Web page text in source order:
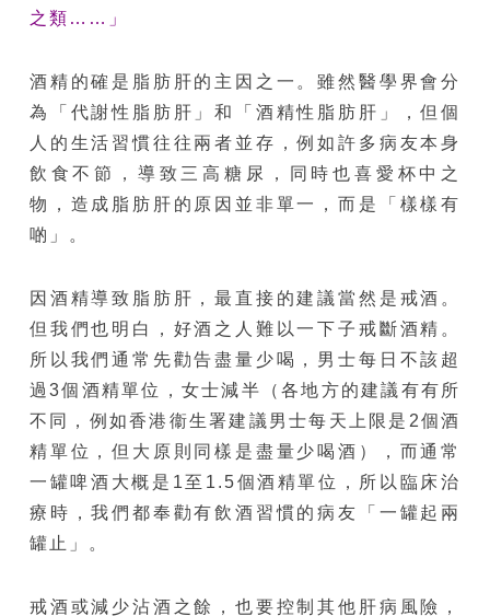
之類……」
酒精的確是脂肪肝的主因之一。雖然醫學界會分
為「代謝性脂肪肝」和「酒精性脂肪肝」，但個
人的生活習慣往往兩者並存，例如許多病友本身
飲食不節，導致三高糖尿，同時也喜愛杯中之
物，造成脂肪肝的原因並非單一，而是「樣樣有
啲」。
因酒精導致脂肪肝，最直接的建議當然是戒酒。
但我們也明白，好酒之人難以一下子戒斷酒精。
所以我們通常先勸告盡量少喝，男士每日不該超
過3個酒精單位，女士減半（各地方的建議有有所
不同，例如香港衞生署建議男士每天上限是2個酒
精單位，但大原則同樣是盡量少喝酒），而通常
一罐啤酒大概是1至1.5個酒精單位，所以臨床治
療時，我們都奉勸有飲酒習慣的病友「一罐起兩
罐止」。
戒酒或減少沾酒之餘，也要控制其他肝病風險，